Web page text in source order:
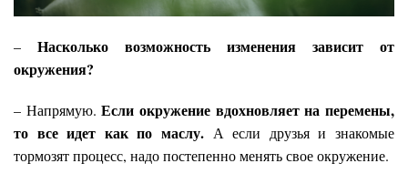
– Насколько возможность изменения зависит от
окружения?
– Напрямую.Если окружение вдохновляет на перемены,
то все идет как по маслу. А если друзья и знакомые
тормозят процесс, надо постепенно менять свое окружение.